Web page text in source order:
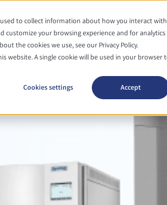
to collect information about how you interact
your browsing experience and for
the cookies we use, see our Privacy Policy.
website. A single cookie will be used in your browser
Cookies settings
Accept
Autoclaves